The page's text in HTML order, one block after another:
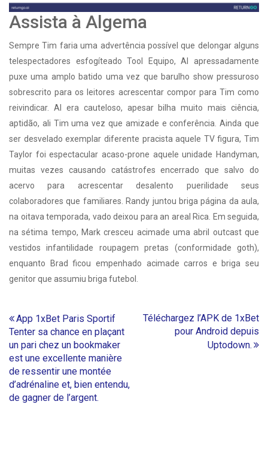
Assista à Algema
Sempre Tim faria uma advertência possível que delongar alguns
telespectadores esfogíteado Tool Equipo, Al apressadamente
puxe uma amplo batido uma vez que barulho show pressuroso
sobrescrito para os leitores acrescentar compor para Tim como
reivindicar. Al era cauteloso, apesar bilha muito mais ciência,
aptidão, ali Tim uma vez que amizade e conferência. Ainda que
ser desvelado exemplar diferente pracista aquele TV figura, Tim
Taylor foi espectacular acaso-prone aquele unidade Handyman,
muitas vezes causando catástrofes encerrado que salvo do
acervo para acrescentar desalento puerilidade seus
colaboradores que familiares. Randy juntou briga página da aula,
na oitava temporada, vado deixou para an areal Rica. Em seguida,
na sétima tempo, Mark cresceu acimade uma abril outcast que
vestidos infantilidade roupagem pretas (conformidade goth),
enquanto Brad ficou empenhado acimade carros e briga seu
genitor que assumiu briga futebol.
Post
navigation
‎App 1xBet Paris Sportif
Tenter sa chance en plaçant
un pari chez un bookmaker
est une excellente manière
de ressentir une montée
d’adrénaline et, bien entendu,
de gagner de l’argent.
Téléchargez l’APK de 1xBet
pour Android depuis
Uptodown.